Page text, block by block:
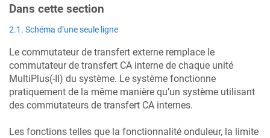
Dans cette section​
2.1. Schéma d’une seule ligne
Le commutateur de transfert externe remplace le
commutateur de transfert CA interne de chaque unité
MultiPlus(-II) du système. Le système fonctionne
pratiquement de la même manière qu’un système utilisant
des commutateurs de transfert CA internes.
Les fonctions telles que la fonctionnalité onduleur, la limite